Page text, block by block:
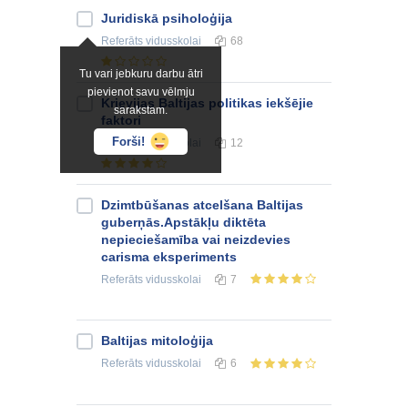
Tu vari jebkuru darbu ātri
pievienot savu vēlmju
sarakstam.
Forši!
Juridiskā psiholoģija
Referāts vidusskolai 68
Krievijas Baltijas politikas iekšējie
faktori
Referātsvidusskolai 12
Dzimtbūšanas atcelšana Baltijas
guberņās.Apstākļu diktēta
nepieciešamība vai neizdevies
carisma eksperiments
Referāts vidusskolai 7
Baltijas mitoloģija
Referāts vidusskolai 6